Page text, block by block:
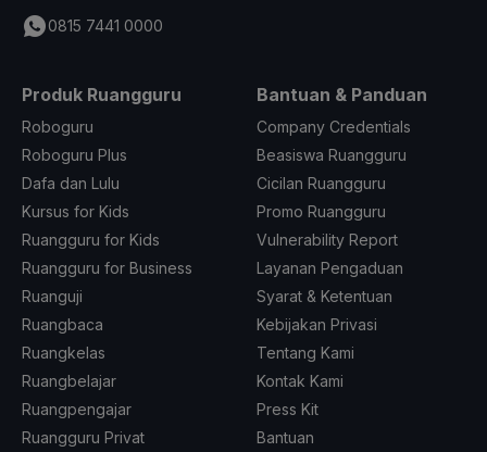
0815 7441 0000
Produk Ruangguru
Roboguru
Roboguru Plus
Dafa dan Lulu
Kursus for Kids
Ruangguru for Kids
Ruangguru for Business
Ruanguji
Ruangbaca
Ruangkelas
Ruangbelajar
Ruangpengajar
Ruangguru Privat
Bantuan & Panduan
Company Credentials
Beasiswa Ruangguru
Cicilan Ruangguru
Promo Ruangguru
Vulnerability Report
Layanan Pengaduan
Syarat & Ketentuan
Kebijakan Privasi
Tentang Kami
Kontak Kami
Press Kit
Bantuan